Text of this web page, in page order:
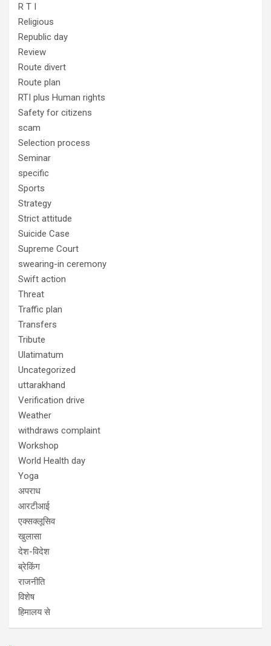
R T I
Religious
Republic day
Review
Route divert
Route plan
RTI plus Human rights
Safety for citizens
scam
Selection process
Seminar
specific
Sports
Strategy
Strict attitude
Suicide Case
Supreme Court
swearing-in ceremony
Swift action
Threat
Traffic plan
Transfers
Tribute
Ulatimatum
Uncategorized
uttarakhand
Verification drive
Weather
withdraws complaint
Workshop
World Health day
Yoga
अपराध
आरटीआई
एक्सक्लूसिव
खुलासा
देश-विदेश
ब्रेकिंग
राजनीति
विशेष
हिमालय से